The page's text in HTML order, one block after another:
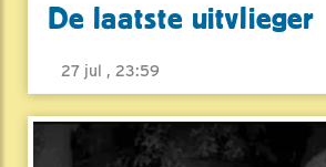
De laatste uitvlieger
27 jul , 23:59